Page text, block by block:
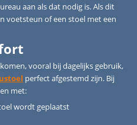
aan als dat nodig is. Als dit
voetsteun of een stoel met een
vooral bij dagelijks gebruik,
perfect afgestemd zijn. Bij
met:
wordt geplaatst